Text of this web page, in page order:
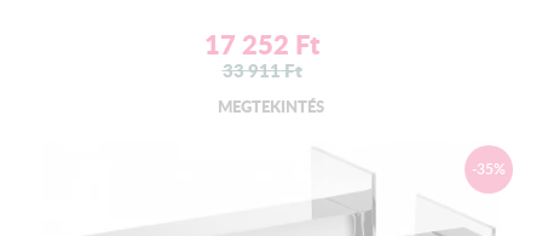
17 252 Ft
33 911Ft
MEGTEKINTÉS
-35%